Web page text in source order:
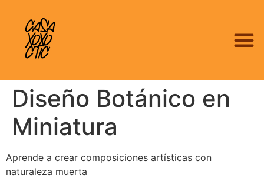
Diseño Botánico en
Miniatura
Aprende a crear composiciones artísticas con
naturaleza muerta